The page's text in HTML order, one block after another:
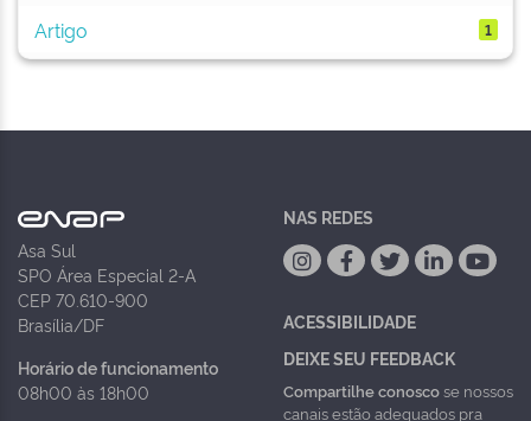
Artigo
1
Asa Sul
SPO Área Especial 2-A
CEP 70.610-900
Brasília/DF
Horário de funcionamento
08h00 às 18h00
NAS REDES
ACESSIBILIDADE
DEIXE SEU FEEDBACK
Compartilhe conoscose nossos
canais estão adequados pra